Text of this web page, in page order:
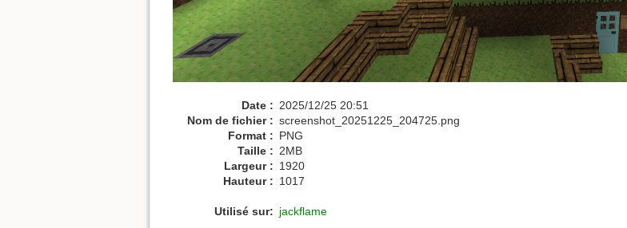
Date : 2025/12/25 20:51
Nom de fichier : screenshot_20251225_204725.png
Format : PNG
Taille : 2MB
Largeur : 1920
Hauteur : 1017
Utilisé sur: jackflame